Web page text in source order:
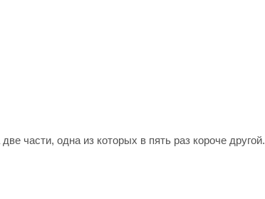
части, одна из которых в пять раз короче другой.